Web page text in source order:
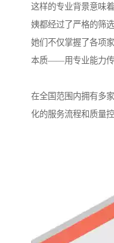
这样的专业背景意味
姨都经过了严格的筛
她们不仅掌握了各项
本质——用专业能力传
在全国范围内拥有多
化的服务流程和质量控